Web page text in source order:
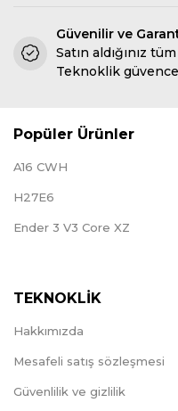
Güvenilir ve
Satın aldığınız
Teknoklik
Popüler Ürünler
A16 CWH
H27E6
Ender 3 V3 Core XZ
TEKNOKLİK
Hakkımızda
Mesafeli satış sözleşmesi
Güvenlilik ve gizlilik